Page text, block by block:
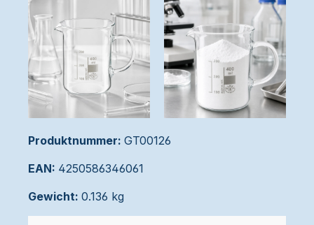
Produktnummer: GT00126
EAN: 4250586346061
Gewicht: 0.136 kg